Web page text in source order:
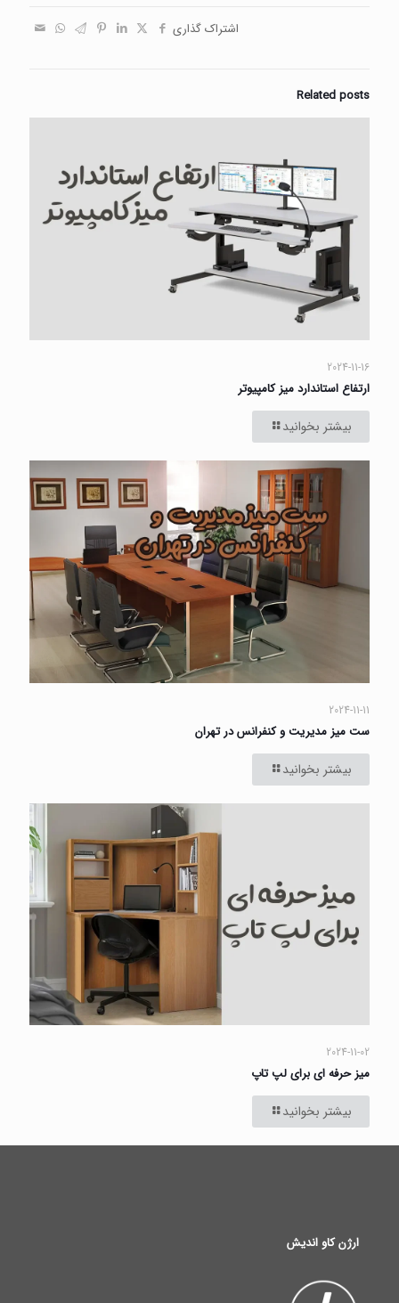
اشتراک گذاری
Related posts
2024-11-16
ارتفاع استاندارد میز کامپیوتر
بیشتر بخوانید
2024-11-11
ست میز مدیریت و کنفرانس در تهران
بیشتر بخوانید
2024-11-02
میز حرفه ای برای لپ تاپ
بیشتر بخوانید
ارژن کاو اندیش